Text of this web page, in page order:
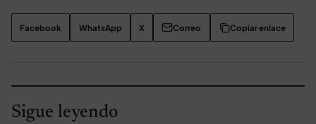
Facebook WhatsApp X Correo Copiar enlace
Sigue leyendo